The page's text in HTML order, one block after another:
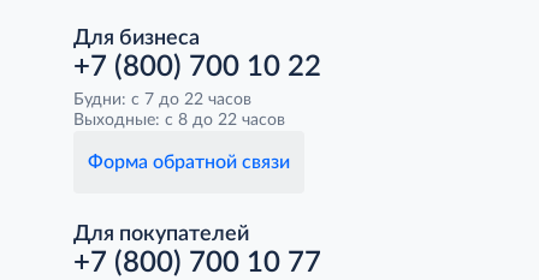
Для бизнеса
+7 (800) 700 10 22
Будни: с 7 до 22 часов
Выходные: с 8 до 22 часов
Форма обратной связи
Для покупателей
+7 (800) 700 10 77